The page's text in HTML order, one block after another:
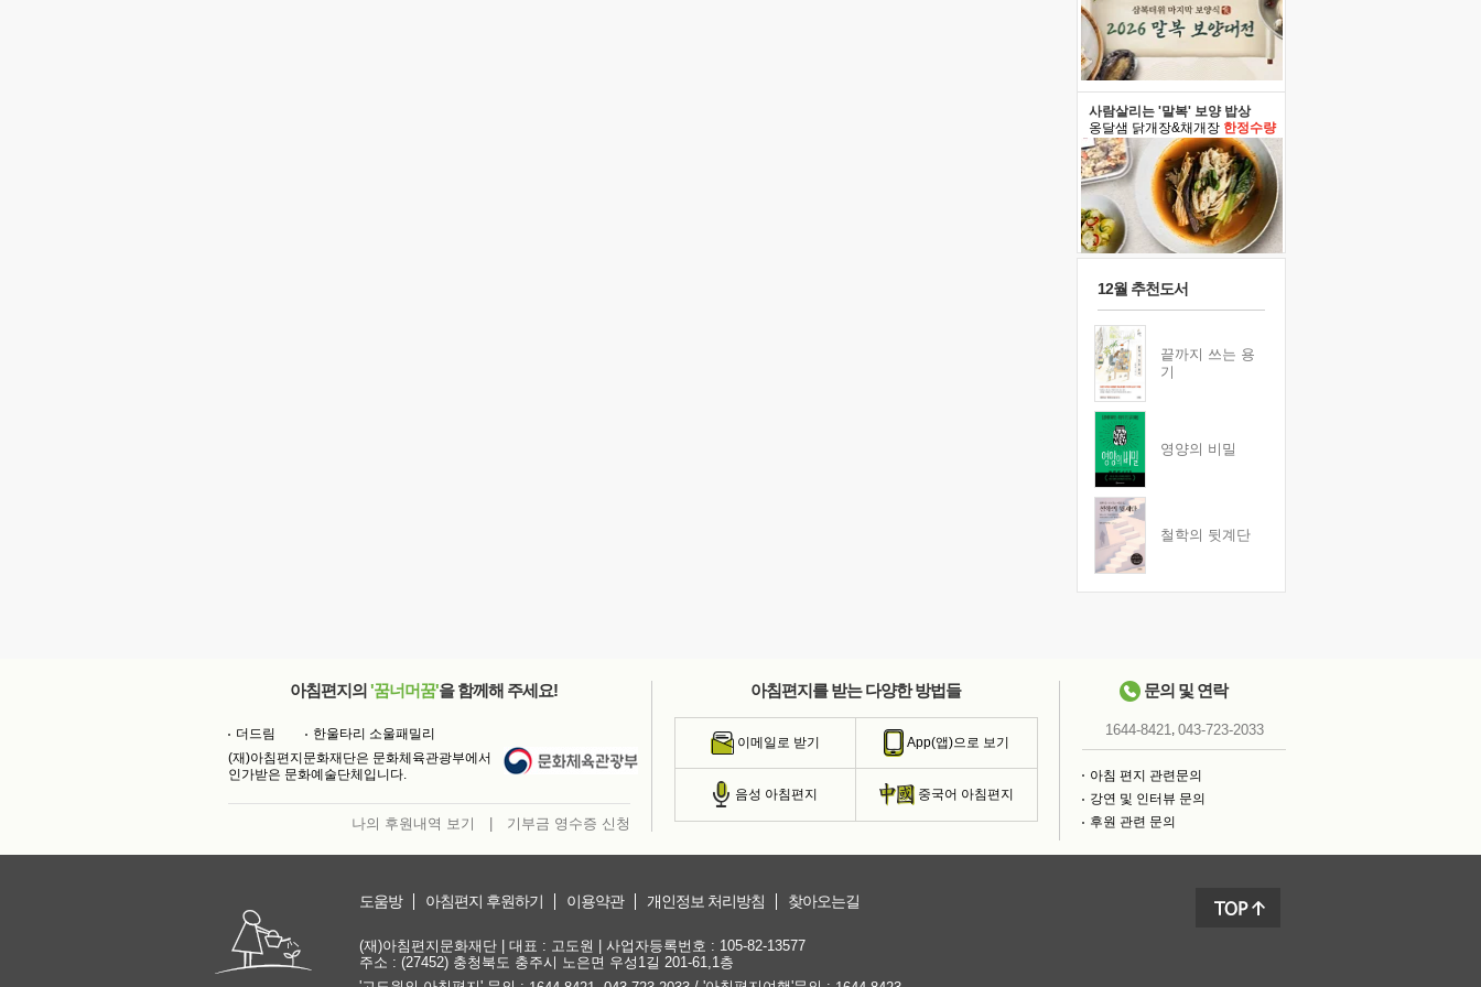
사람살리는 '말복' 보양 밥상
옹달샘 닭개장&채개장 한정수량
12월 추천도서
끝까지 쓰는 용
기
영양의 비밀
철학의 뒷계단
아침편지의 '꿈너머꿈'을 함께해 주세요!
더드림
한울타리 소울패밀리
(재)아침편지문화재단은 문화체육관광부에서
인가받은 문화예술단체입니다.
나의 후원내역 보기 기부금 영수증 신청
아침편지를 받는 다양한 방법들
이메일로 받기 App(앱)으로 보기
음성 아침편지 중국어 아침편지
문의 및 연락
1644-8421, 043-723-2033
아침 편지 관련문의
강연 및 인터뷰 문의
후원 관련 문의
도움방 아침편지 후원하기 이용약관 개인정보 처리방침 찾아오는길
(재)아침편지문화재단 | 대표 : 고도원 | 사업자등록번호 : 105-82-13577
주소 : (27452) 충청북도 충주시 노은면 우성1길 201-61,1층